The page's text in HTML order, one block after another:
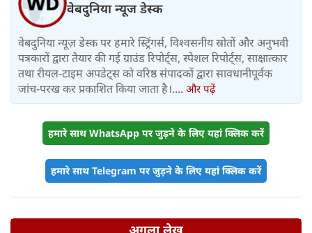
वेबदुनिया न्यूज डेस्क
वेबदुनिया न्यूज़ डेस्क पर हमारे स्ट्रिंगर्स, विश्वसनीय स्रोतों और अनुभवी
पत्रकारों द्वारा तैयार की गई ग्राउंड रिपोर्ट्स, स्पेशल रिपोर्ट्स, साक्षात्कार
तथा रीयल-टाइम अपडेट्स को वरिष्ठ संपादकों द्वारा सावधानीपूर्वक
जांच-परख कर प्रकाशित किया जाता है।.... और पढ़ें
हमारे साथ WhatsApp पर जुड़ने के लिए यहां क्लिक करें
हमारे साथ Telegram पर जुड़ने के लिए यहां क्लिक करें
अगला लेख